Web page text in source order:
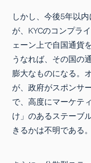
しかし、今後5年以
が、KYCのコンプラ
ェーン上で自国通貨
うなれば、その国の
膨大なものになる。
が、政府がスポンサ
で、高度にマーケテ
け」のあるステーブ
きるかは不明である。